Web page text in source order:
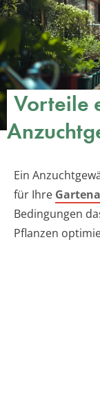
Vorteile
Ein
für Ihre
Bedingungen
Pflanzen